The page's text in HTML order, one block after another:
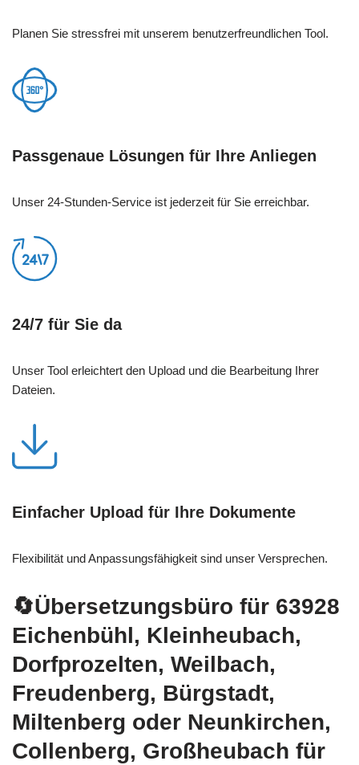
Planen Sie stressfrei mit unserem benutzerfreundlichen Tool.
Passgenaue Lösungen für Ihre Anliegen
Unser 24-Stunden-Service ist jederzeit für Sie erreichbar.
24/7 für Sie da
Unser Tool erleichtert den Upload und die Bearbeitung Ihrer
Dateien.
Einfacher Upload für Ihre Dokumente
Flexibilität und Anpassungsfähigkeit sind unser Versprechen.
🔄Übersetzungsbüro für 63928
Eichenbühl, Kleinheubach,
Dorfprozelten, Weilbach,
Freudenberg, Bürgstadt,
Miltenberg oder Neunkirchen,
Collenberg, Großheubach für